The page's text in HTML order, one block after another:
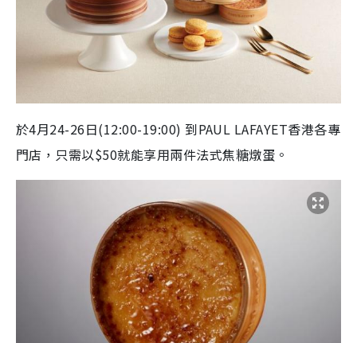
於4月24-26日(12:00-19:00) 到PAUL LAFAYET香港各專
門店，只需以$50就能享用兩件法式焦糖燉蛋。